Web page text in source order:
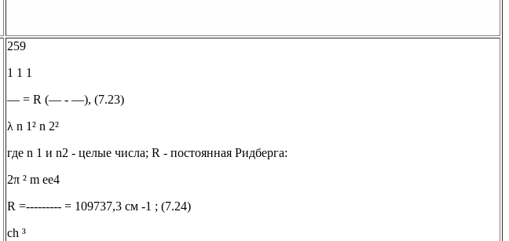
259
1 1 1
— = R (— - —), (7.23)
λ n 1² n 2²
где n 1 и n2 - целые числа; R - постоянная Ридберга:
2π ² m eе4
R =--------- = 109737,3 см -1 ; (7.24)
ch ³